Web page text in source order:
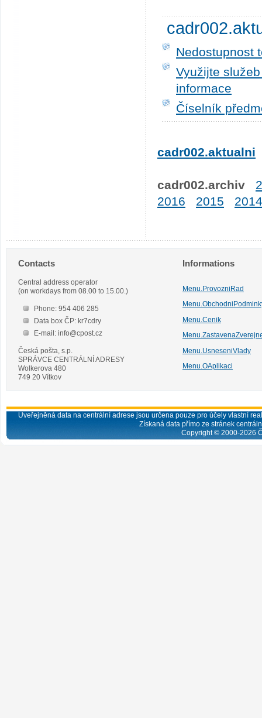
Nedostupnost
Využijte
informace
Číselník
cadr002.aktualni
cadr002.archiv
2016
2015 2014
Contacts
Central address operator
(on workdays from 08.00 to 15.00.)
Phone: 954 406 285
Data box ČP: kr7cdry
E-mail: info@cpost.cz
Česká pošta, s.p.
SPRÁVCE CENTRÁLNÍ ADRESY
Wolkerova 480
749 20 Vítkov
Informations
Menu.ProvozniRad
Menu.Cenik
Menu.UsneseniVlady
Menu.OAplikaci
Uveřejněná data na centrální adrese jsou určena pouze pro účely vlastní
Získaná data přímo ze stránek
Copyright © 2000-2026